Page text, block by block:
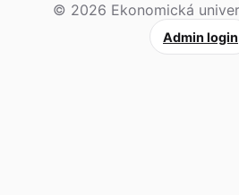
© 2026 Ekonomická
Admin login